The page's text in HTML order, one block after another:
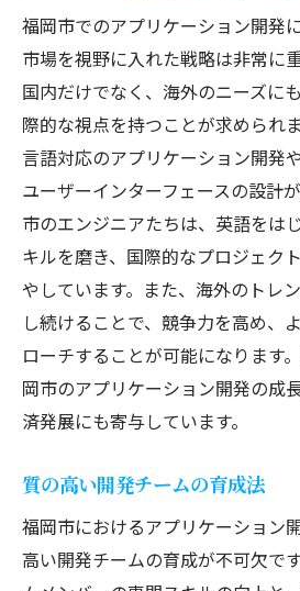
福岡市でのアプリケーション開発
市場を視野に入れた戦略は非常に
国内だけでなく、海外のニーズに
際的な視点を持つことが求められ
言語対応のアプリケーション開発
ユーザーインターフェースの設計
市のエンジニアたちは、英語をは
キルを磨き、国際的なプロジェク
やしています。また、海外のトレ
し続けることで、競争力を高め、
ローチすることが可能になります
岡市のアプリケーション開発の成
済発展にも寄与しています。
質の高い開発チームの育成法
福岡市におけるアプリケーション
高い開発チームの育成が不可欠で